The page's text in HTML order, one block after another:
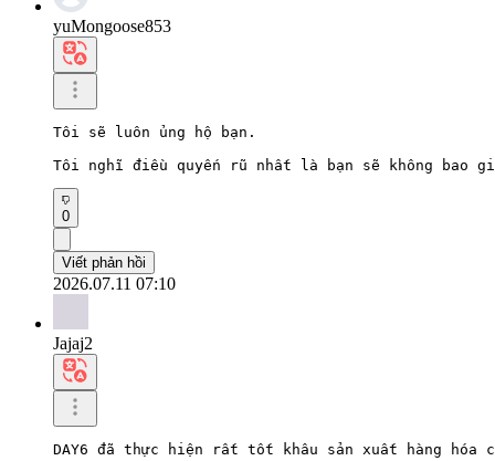
yuMongoose853
Tôi sẽ luôn ủng hộ bạn.
Tôi nghĩ điều quyến rũ nhất là bạn sẽ không bao
0
Viết phản hồi
2026.07.11 07:10
Jajaj2
DAY6 đã thực hiện rất tốt khâu sản xuất hàng hóa